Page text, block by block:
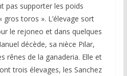
pas supporter les poids
toros ». L’élevage sort
le rejoneo et dans quelques
décède, sa nièce Pilar,
rênes de la ganaderia. Elle et
trois élevages, les Sanchez